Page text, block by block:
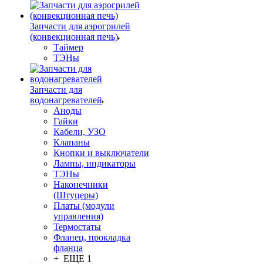
Запчасти для аэрогрилей
(конвекционная печь)
Таймер
ТЭНы
Запчасти для
водонагревателей
Аноды
Гайки
Кабели, УЗО
Клапаны
Кнопки и выключатели
Лампы, индикаторы
ТЭНы
Наконечники
(Штуцеры)
Платы (модули
управления)
Термостаты
Фланец, прокладка
фланца
+ ЕЩЕ 1